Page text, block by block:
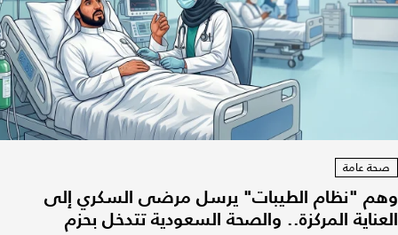
صحة عامة
وهم "نظام الطيبات" يرسل مرضى السكري إلى
العناية المركزة.. والصحة السعودية تتدخل بحزم